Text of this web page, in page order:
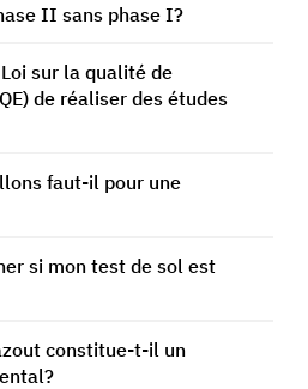
II sans phase I?
sur la qualité de
de réaliser des études
faut-il pour une
si mon test de sol est
constitue-t-il un